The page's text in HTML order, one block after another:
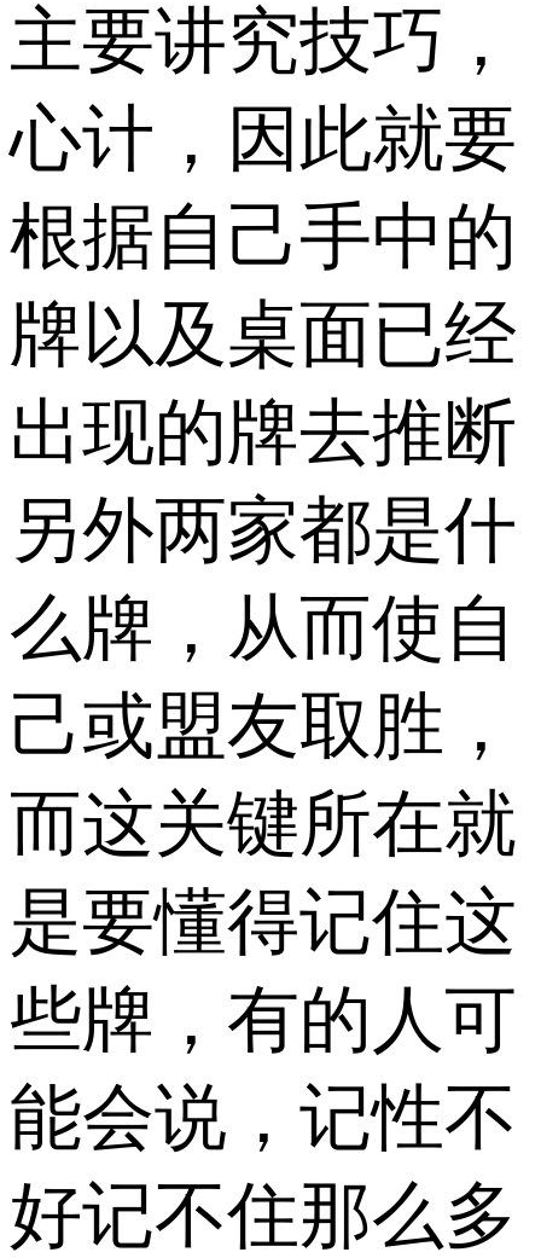
主要讲究技巧，
心计，因此就要
根据自己手中的
牌以及桌面已经
出现的牌去推断
另外两家都是什
么牌，从而使自
己或盟友取胜，
而这关键所在就
是要懂得记住这
些牌，有的人可
能会说，记性不
好记不住那么多